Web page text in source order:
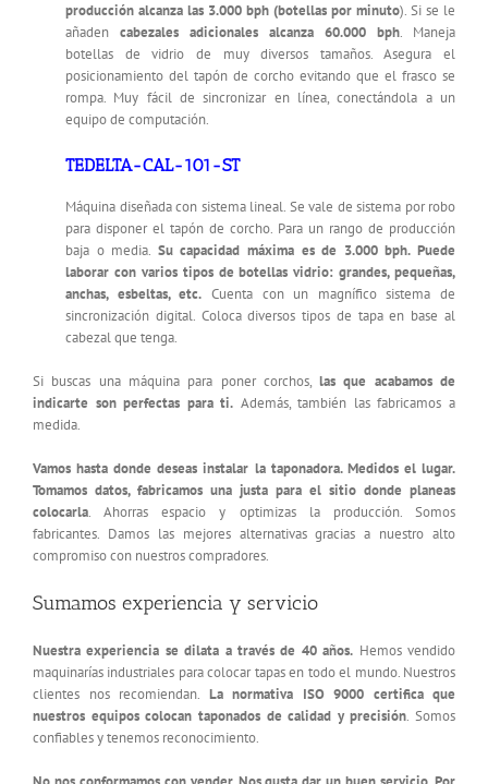
producción alcanza las 3.000 bph (botellas por minuto). Si se le
añaden cabezales adicionales alcanza 60.000 bph. Maneja
botellas de vidrio de muy diversos tamaños. Asegura el
posicionamiento del tapón de corcho evitando que el frasco se
rompa. Muy fácil de sincronizar en línea, conectándola a un
equipo de computación.
TEDELTA-CAL-101-ST
Máquina diseñada con sistema lineal. Se vale de sistema por robo
para disponer el tapón de corcho. Para un rango de producción
baja o media. Su capacidad máxima es de 3.000 bph. Puede
laborar con varios tipos de botellas vidrio: grandes, pequeñas,
anchas, esbeltas, etc. Cuenta con un magnífico sistema de
sincronización digital. Coloca diversos tipos de tapa en base al
cabezal que tenga.
Si buscas una máquina para poner corchos,las que acabamos de
indicarte son perfectas para ti. Además, también las fabricamos a
medida.
Vamos hasta donde deseas instalar la taponadora. Medidos el lugar.
Tomamos datos, fabricamos una justa para el sitio donde planeas
colocarla. Ahorras espacio y optimizas la producción. Somos
fabricantes. Damos las mejores alternativas gracias a nuestro alto
compromiso con nuestros compradores.
Sumamos experiencia y servicio
Nuestra experiencia se dilata a través de 40 años. Hemos vendido
maquinarías industriales para colocar tapas en todo el mundo. Nuestros
clientes nos recomiendan. La normativa ISO 9000 certifica que
nuestros equipos colocan taponados de calidad y precisión. Somos
confiables y tenemos reconocimiento.